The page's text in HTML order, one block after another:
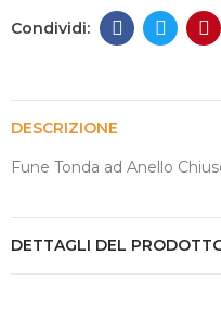
DESCRIZIONE
Fune Tonda ad Anello
DETTAGLI DEL